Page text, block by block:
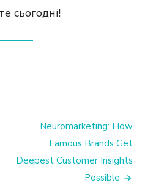
сьогодні!
Neuromarketing: How
Famous Brands Get
Deepest Customer Insights
Possible